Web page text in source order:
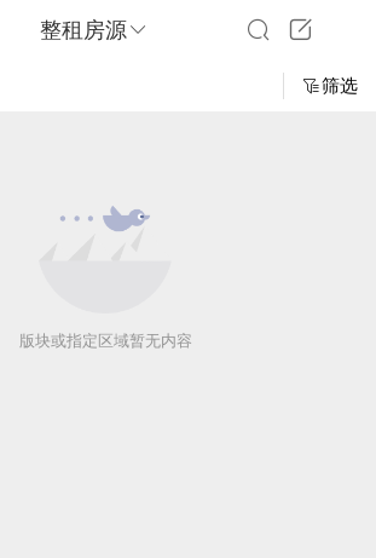
整租房源
筛选
版块或指定区域暂无内容